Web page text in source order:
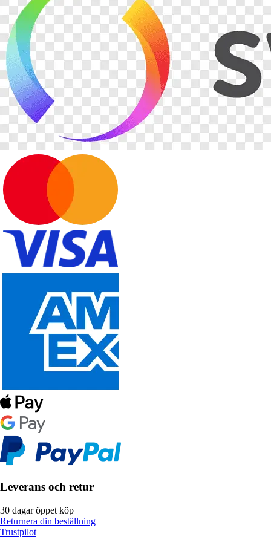
Leverans och retur
30 dagar öppet köp
Returnera din beställning
Trustpilot